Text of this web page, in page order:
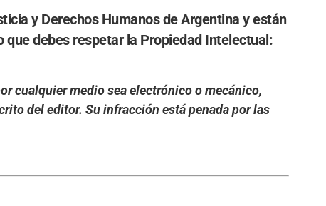
y Derechos Humanos de Argentina y están
que debes respetar la Propiedad Intelectual:
cualquier medio sea electrónico o mecánico,
del editor. Su infracción está penada por las